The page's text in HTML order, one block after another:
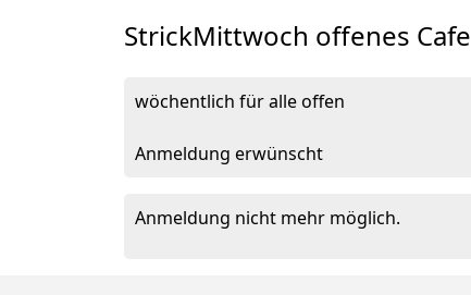
StrickMittwoch offenes Cafe
wöchentlich für alle offen
Anmeldung erwünscht
Anmeldung nicht mehr möglich.